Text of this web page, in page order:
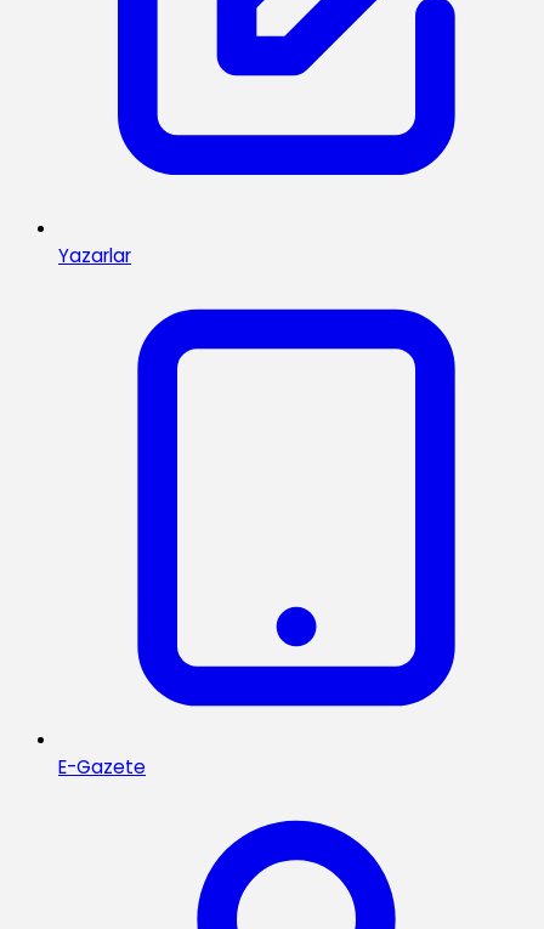
Yazarlar
E-Gazete